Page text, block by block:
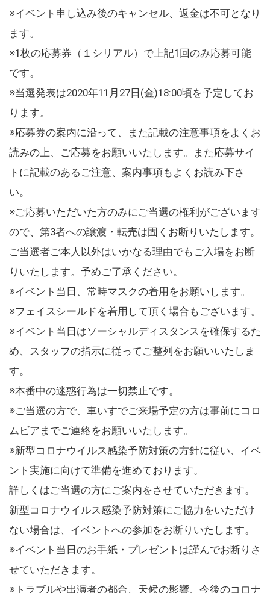
※イベント申し込み後のキャンセル、返金は不可となり
ます。
※1枚の応募券（１シリアル）で上記1回のみ応募可能
です。
※当選発表は2020年11月27日(金)18:00頃を予定してお
ります。
※応募券の案内に沿って、また記載の注意事項をよくお
読みの上、ご応募をお願いいたします。また応募サイ
トに記載のあるご注意、案内事項もよくお読み下さ
い。
※ご応募いただいた方のみにご当選の権利がございます
ので、第3者への譲渡・転売は固くお断りいたします。
ご当選者ご本人以外はいかなる理由でもご入場をお断
りいたします。予めご了承ください。
※イベント当日、常時マスクの着用をお願いします。
※フェイスシールドを着用して頂く場合もございます。
※イベント当日はソーシャルディスタンスを確保するた
め、スタッフの指示に従ってご整列をお願いいたしま
す。
※本番中の迷惑行為は一切禁止です。
※ご当選の方で、車いすでご来場予定の方は事前にコロ
ムビアまでご連絡をお願いいたします。
※新型コロナウイルス感染予防対策の方針に従い、イベ
ント実施に向けて準備を進めております。
詳しくはご当選の方にご案内をさせていただきます。
新型コロナウイルス感染予防対策にご協力をいただけ
ない場合は、イベントへの参加をお断りいたします。
※イベント当日のお手紙・プレゼントは謹んでお断りさ
せていただきます。
※トラブルや出演者の都合、天候の影響、今後のコロナ